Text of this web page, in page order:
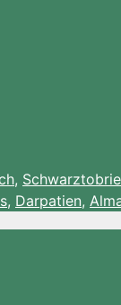
,
, Darpatien,